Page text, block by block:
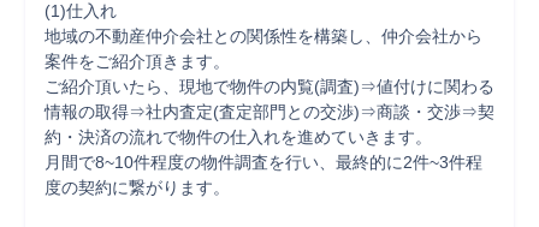
(1)仕入れ
地域の不動産仲介会社との関係性を構築し、仲介会社から
案件をご紹介頂きます。
ご紹介頂いたら、現地で物件の内覧(調査)⇒値付けに関わる
情報の取得⇒社内査定(査定部門との交渉)⇒商談・交渉⇒契
約・決済の流れで物件の仕入れを進めていきます。
月間で8~10件程度の物件調査を行い、最終的に2件~3件程
度の契約に繋がります。